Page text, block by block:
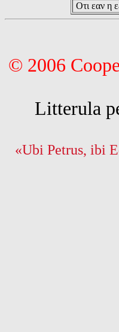
Οτι εαν η
© 2006
Litterula
«Ubi Petrus, ibi